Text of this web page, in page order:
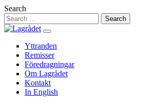
Hoppa
till
innehåll
Search
Yttranden
Remisser
Föredragningar
Om Lagrådet
Kontakt
In English